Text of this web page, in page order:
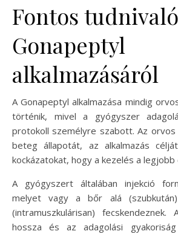
Fontos
Gonapeptyl
alkalmazásáról
A Gonapeptyl alkalmazása mindig
történik, mivel a gyógyszer
protokoll személyre szabott. Az
beteg állapotát, az alkalmazás
kockázatokat, hogy a kezelés a
A gyógyszert általában injekció
melyet vagy a bőr alá
(intramuszkulárisan)
hossza és az adagolási